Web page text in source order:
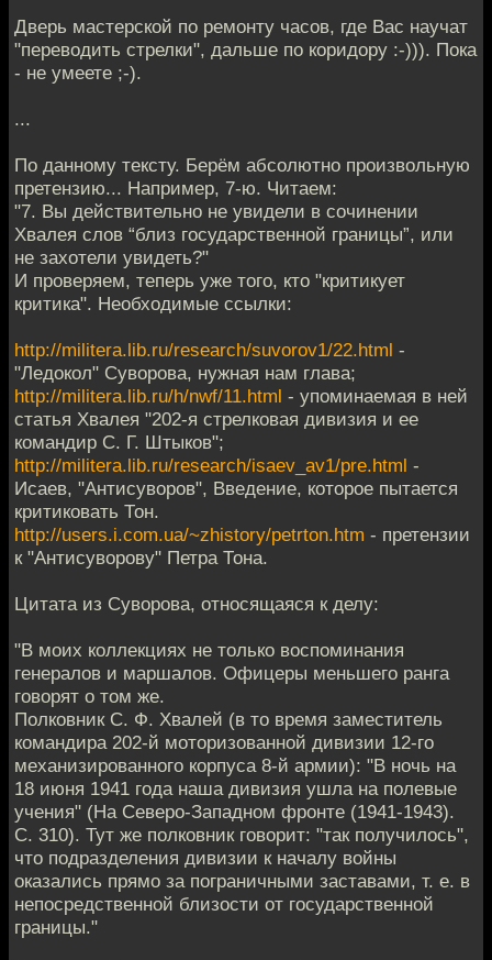
Дверь мастерской по ремонту часов, где Вас научат
"переводить стрелки", дальше по коридору :-))). Пока
- не умеете ;-).
...
По данному тексту. Берём абсолютно произвольную
претензию... Например, 7-ю. Читаем:
"7. Вы действительно не увидели в сочинении
Хвалея слов “близ государственной границы”, или
не захотели увидеть?"
И проверяем, теперь уже того, кто "критикует
критика". Необходимые ссылки:
http://militera.lib.ru/research/suvorov1/22.html -
"Ледокол" Суворова, нужная нам глава;
http://militera.lib.ru/h/nwf/11.html - упоминаемая в ней
статья Хвалея "202-я стрелковая дивизия и ее
командир С. Г. Штыков";
http://militera.lib.ru/research/isaev_av1/pre.html -
Исаев, "Антисуворов", Введение, которое пытается
критиковать Тон.
http://users.i.com.ua/~zhistory/petrton.htm - претензии
к "Антисуворову" Петра Тона.
Цитата из Суворова, относящаяся к делу:
"В моих коллекциях не только воспоминания
генералов и маршалов. Офицеры меньшего ранга
говорят о том же.
Полковник С. Ф. Хвалей (в то время заместитель
командира 202-й моторизованной дивизии 12-го
механизированного корпуса 8-й армии): "В ночь на
18 июня 1941 года наша дивизия ушла на полевые
учения" (На Северо-Западном фронте (1941-1943).
С. 310). Тут же полковник говорит: "так получилось",
что подразделения дивизии к началу войны
оказались прямо за пограничными заставами, т. е. в
непосредственной близости от государственной
границы."